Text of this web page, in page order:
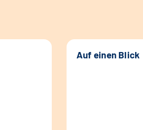
Auf einen Blick